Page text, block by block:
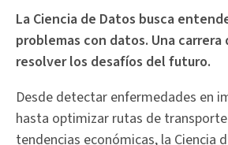
La Ciencia de Datos busca
problemas con datos. Una
resolver los desafíos del futuro.
Desde detectar enfermedades en
hasta optimizar rutas de
tendencias económicas, la Ciencia